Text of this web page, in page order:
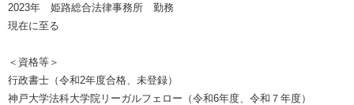
2023年 姫路総合法律事務所 勤務
現在に至る
＜資格等＞
行政書士（令和2年度合格、未登録）
神戸大学法科大学院リーガルフェロー（令和6年度、令和７年度）